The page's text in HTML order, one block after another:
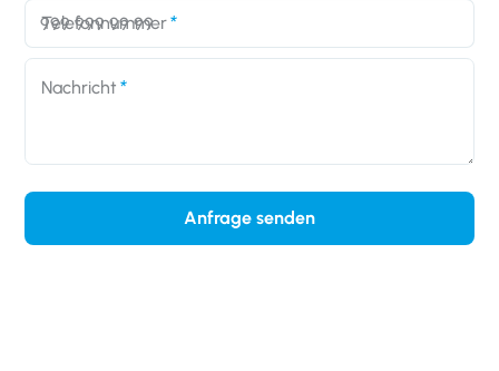
Telefonnummer
Nachricht
Anfrage senden